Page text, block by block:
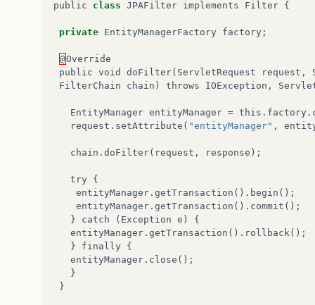
public
class JPAFilter implements Filter {
private EntityManagerFactory factory ;
@Override
public void doFilter( ServletRequest request ,
FilterChain
chain ) throws IOException ,
EntityManager entityManager = this . factory .
request . setAttribute ( "entityManager" ,
chain . doFilter( request , response );
try {
entityManager . getTransaction (). begin ();
entityManager . getTransaction (). commit ();
}
catch ( Exception e )
{
entityManager . getTransaction (). rollback();
}
finally {
entityManager . close ();
}
}